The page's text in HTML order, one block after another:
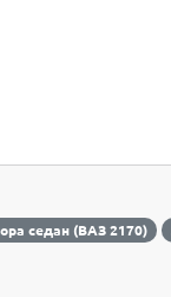
седан (ВАЗ 2170)